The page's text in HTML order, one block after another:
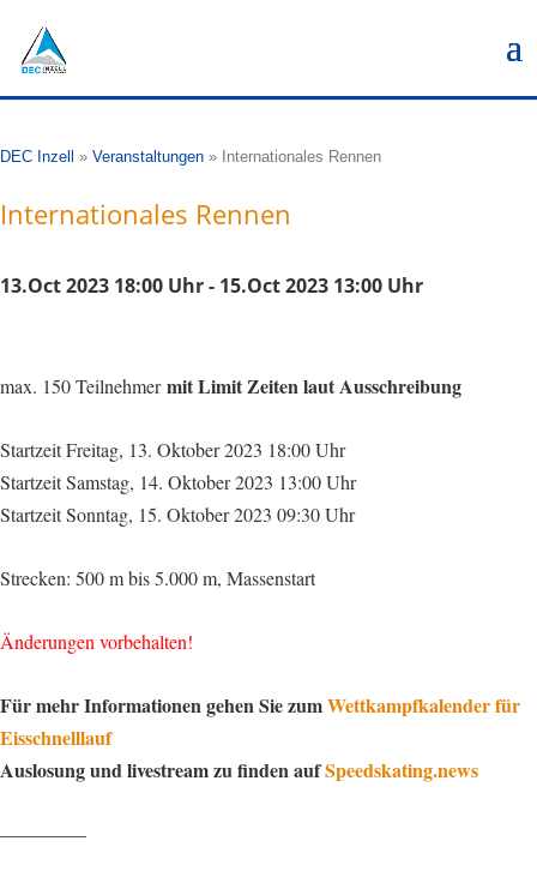
DEC Inzell » Veranstaltungen » Internationales Rennen
Internationales Rennen
13.Oct 2023 18:00 Uhr - 15.Oct 2023 13:00 Uhr
max. 150 Teilnehmermit Limit Zeiten laut Ausschreibung
Startzeit Freitag, 13. Oktober 2023 18:00 Uhr
Startzeit Samstag, 14. Oktober 2023 13:00 Uhr
Startzeit Sonntag, 15. Oktober 2023 09:30 Uhr
Strecken: 500 m bis 5.000 m, Massenstart
Änderungen vorbehalten!
Für mehr Informationen gehen Sie zumWettkampfkalender für
Eisschnelllauf
Auslosung und livestream zu finden aufSpeedskating.news
————–